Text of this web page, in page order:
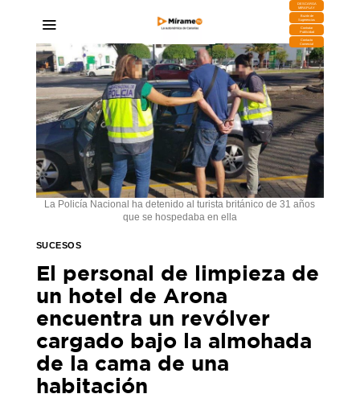
DESCARGA
MIRAPLAY
Buzón de
Sugerencias
Contratar
Publicidad
Contacto
Comercial
La Policía Nacional ha detenido al turista británico de 31 años
que se hospedaba en ella
SUCESOS
El personal de limpieza de
un hotel de Arona
encuentra un revólver
cargado bajo la almohada
de la cama de una
habitación